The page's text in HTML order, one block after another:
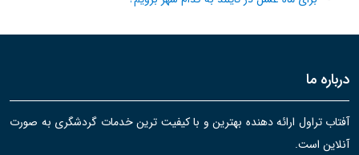
درباره ما
آفتاب تراول ارائه دهنده بهترین و با کیفیت ترین خدمات گردشگری به صورت
آنلاین است.